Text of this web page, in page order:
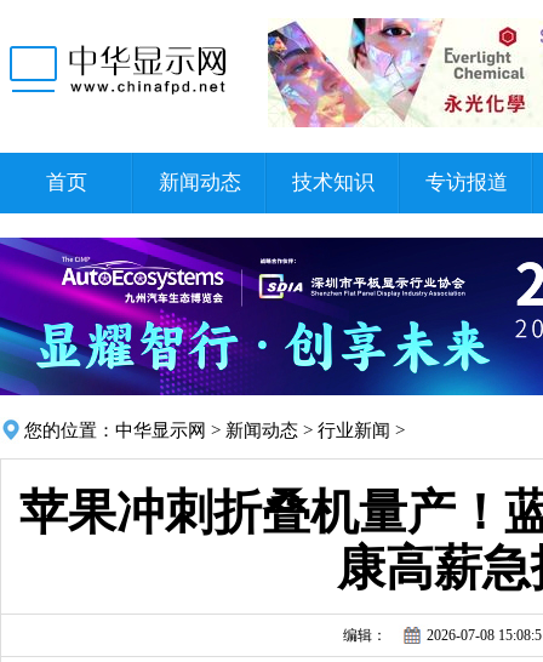
首页 新闻动态 技术知识 专访报道
您的位置： 中华显示网 > 新闻动态 > 行业新闻 >
苹果冲刺折叠机量产！
康高薪
编辑： 2026-07-08